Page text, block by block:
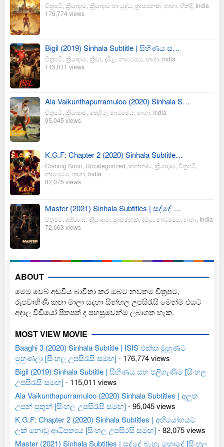
චිත්‍රපටි ක්‍රියාදාම ක්‍රියාදාම හා යුද්ධ ත්‍රාසජනක භාශා හින්දි India
176,774 views
Bigil (2019) Sinhala Subtitle | සිහිණය ස…
චිත්‍රපටි ක්‍රියාදාම ක්‍රීඩා දමිළ නාට්‍යමය භාශා India
115,011 views
Ala Vaikunthapurramuloo (2020) Sinhala S…
චිත්‍රපටි ක්‍රියාදාම තෙළිගු නාට්‍යමය භාශා India
95,045 views
K.G.F: Chapter 2 (2020) Sinhala Subtitle…
Coming Soon Uncategorized කන්නාඩ ක්‍රියාදාම චිත්‍රපටි
නාට්‍යමය භාශා India
82,075 views
Master (2021) Sinhala Subtitles | සද්දේ …
චිත්‍රපටි අභිරහස් ක්‍රියාදාම ත්‍රාසජනක දමිළ නාට්‍යමය භාශා India
72,663 views
ABOUT
මෙම වෙබ් අඩවිය බාවිතා කර ඔබට නවතම චිත්‍රපට,
රූපවාහිණී කතා මාලා සදහා සින්හල උපසිරැසි මෙන්ම එයට
අදාල වීඩියෝ පිතපත් ද පහසුවෙන්ම ලබාගත හැක.
MOST VIEW MOVIE
Baaghi 3 (2020) Sinhala Subtitle | ISIS එක්ක මුහුණට
මුහුණලා [සිංහල උපසිරැසි සමඟ]- 176,774 views
Bigil (2019) Sinhala Subtitle | සිහිණය සහ පලිගැණීම [සිංහල
උපසිරැසි සමඟ]- 115,011 views
Ala Vaikunthapurramuloo (2020) Sinhala Subtitles | අලුත
උපන් පුතුන් [සිංහල උපසිරැසි සමඟ]- 95,045 views
K.G.F: Chapter 2 (2020) Sinhala Subtitles | අභියෝගයට
ලක් නොවූ ආධිපත්‍යය [සිංහල උපසිරසි සමඟ]- 82,075 views
Master (2021) Sinhala Subtitles | සද්දේ බැහැ හොදේ [සිංහල